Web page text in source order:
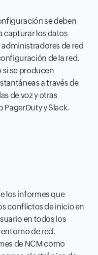
se deben
capturar los datos
de red
de la red.
si se producen
a través de
de voz y otras
y Slack.
los informes que
conflictos de inicio en
en todos los
de red.
de NCM como